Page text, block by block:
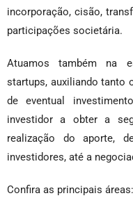
incorporação, cisão,
participações societária.
Atuamos também na
startups, auxiliando tanto
de eventual
investidor a obter a
realização do aporte,
investidores, até a
Confira as principais áreas: